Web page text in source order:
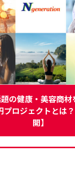
の健康・美容商材
プロジェクトとは
開】